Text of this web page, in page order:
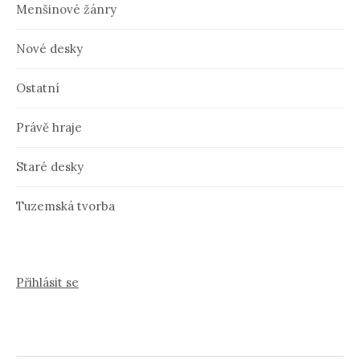
Menšinové žánry
Nové desky
Ostatní
Právě hraje
Staré desky
Tuzemská tvorba
Přihlásit se